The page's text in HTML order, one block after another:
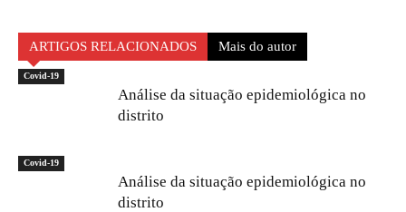
ARTIGOS RELACIONADOS Mais do autor
Covid-19
Análise da situação epidemiológica no
distrito
Covid-19
Análise da situação epidemiológica no
distrito